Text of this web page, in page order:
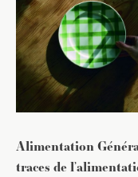
Alimentation
traces de